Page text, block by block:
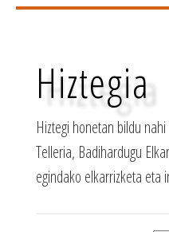
Hiztegia
Hiztegi honetan bildu
Telleria, Badihardugu
egindako elkarrizketa